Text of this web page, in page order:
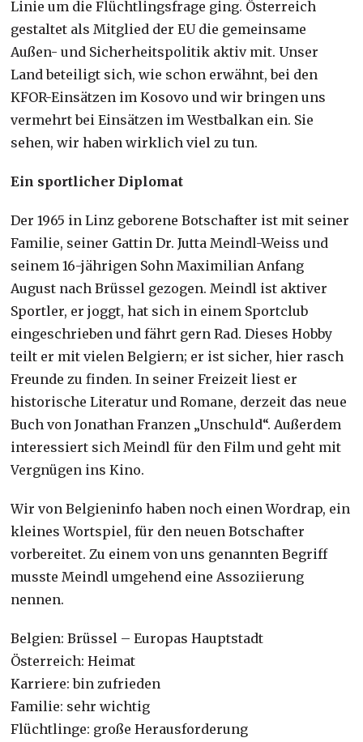
Linie um die Flüchtlingsfrage ging. Österreich
gestaltet als Mitglied der EU die gemeinsame
Außen- und Sicherheitspolitik aktiv mit. Unser
Land beteiligt sich, wie schon erwähnt, bei den
KFOR-Einsätzen im Kosovo und wir bringen uns
vermehrt bei Einsätzen im Westbalkan ein. Sie
sehen, wir haben wirklich viel zu tun.
Ein sportlicher Diplomat
Der 1965 in Linz geborene Botschafter ist mit seiner
Familie, seiner Gattin Dr. Jutta Meindl-Weiss und
seinem 16-jährigen Sohn Maximilian Anfang
August nach Brüssel gezogen. Meindl ist aktiver
Sportler, er joggt, hat sich in einem Sportclub
eingeschrieben und fährt gern Rad. Dieses Hobby
teilt er mit vielen Belgiern; er ist sicher, hier rasch
Freunde zu finden. In seiner Freizeit liest er
historische Literatur und Romane, derzeit das neue
Buch von Jonathan Franzen „Unschuld“. Außerdem
interessiert sich Meindl für den Film und geht mit
Vergnügen ins Kino.
Wir von Belgieninfo haben noch einen Wordrap, ein
kleines Wortspiel, für den neuen Botschafter
vorbereitet. Zu einem von uns genannten Begriff
musste Meindl umgehend eine Assoziierung
nennen.
Belgien: Brüssel – Europas Hauptstadt
Österreich: Heimat
Karriere: bin zufrieden
Familie: sehr wichtig
Flüchtlinge: große Herausforderung